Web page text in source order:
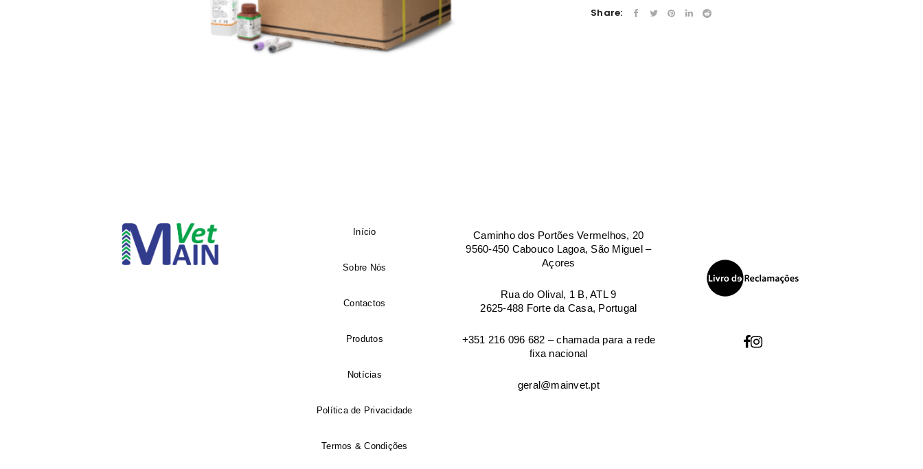
Morada de facturação
Código postal
Share:
Início
Sobre Nós
Contactos
Produtos
Notícias
Política de Privacidade
Termos & Condições
Caminho dos Portões Vermelhos, 20
9560-450 Cabouco Lagoa, São Miguel –
Açores
Rua do Olival, 1 B, ATL 9
2625-488 Forte da Casa, Portugal
+351 216 096 682 – chamada para a rede
fixa nacional
geral@mainvet.pt